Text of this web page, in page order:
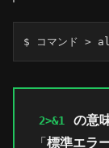
$ コマンド >
2>&1
の意
「標準エラ